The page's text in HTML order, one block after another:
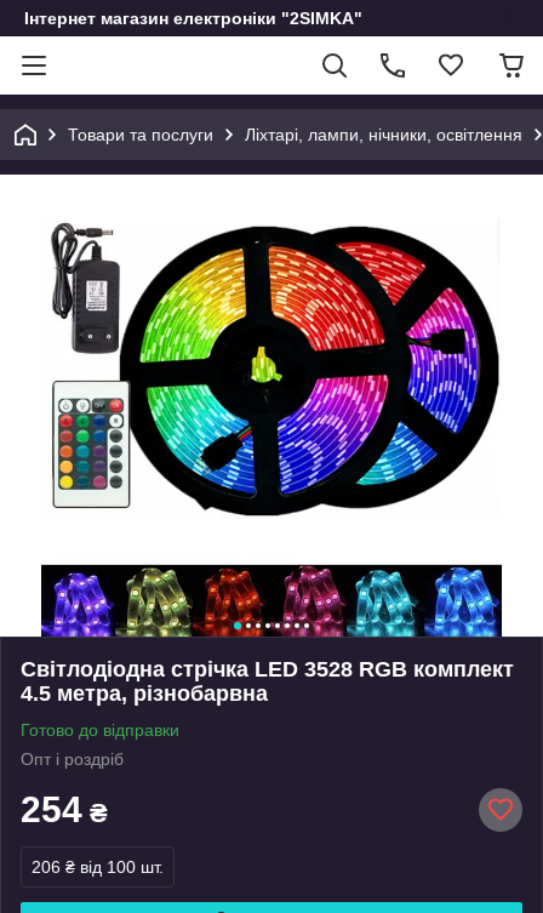
Інтернет магазин електроніки "2SIMKA"
Товари та послуги Ліхтарі, лампи, нічники, освітлення
Світлодіодна стрічка LED 3528 RGB комплект
4.5 метра, різнобарвна
Готово до відправки
Опт і роздріб
254 ₴
206 ₴ від 100 шт.